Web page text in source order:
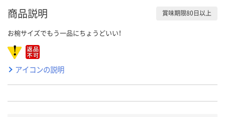
商品説明 賞味期限80日以上
お椀サイズでもう一品にちょうどいい！
アイコンの説明